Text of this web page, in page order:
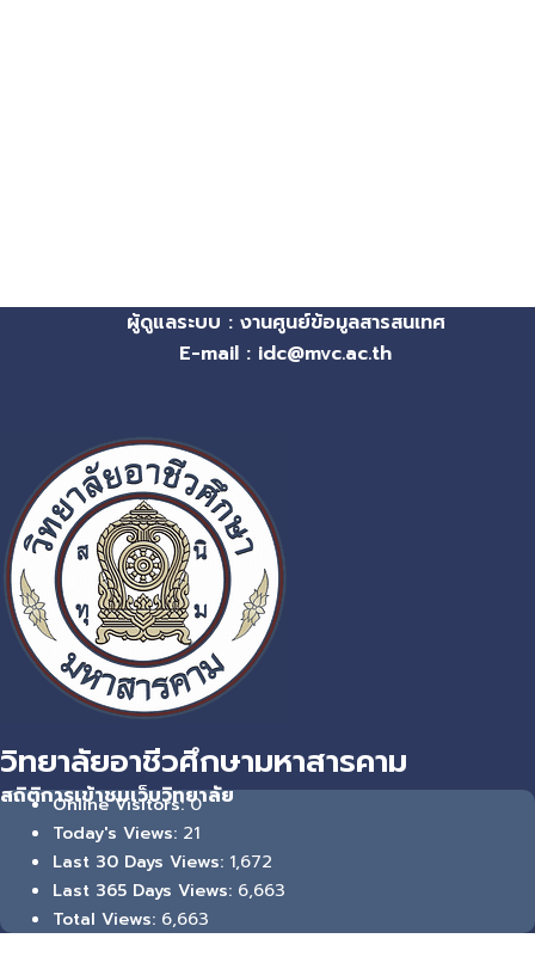
ผู้ดูแลระบบ : งานศูนย์ข้อมูลสารสนเทศ
E-mail : idc@mvc.ac.th
วิทยาลัยอาชีวศึกษามหาสารคาม
สถิติการเข้าชมเว็บวิทยาลัย
Online Visitors:0
Today's Views: 21
Last 30 Days Views: 1,672
Last 365 Days Views: 6,663
Total Views: 6,663